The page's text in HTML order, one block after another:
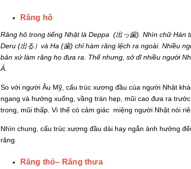
Răng hô
Răng hô trong tiếng Nhật là Deppa (出っ歯). Nhìn chữ Hán
Deru (出る） và Ha (歯) chỉ hàm răng lệch ra ngoài. Nhiều
bản xứ làm răng họ đưa ra. Thế nhưng, sở dĩ nhiều người
Á.
So với người Âu Mỹ, cấu trúc xương đầu của người Nhật
ngang và hướng xuống, vầng trán hẹp, mũi cao đưa ra
trong, mũi thấp. Vì thế có cảm giác miệng người Nhật nói
Nhìn chung, cấu trúc xương đầu dài hay ngắn ảnh hưởng
răng.
Răng thỏ– Răng thưa